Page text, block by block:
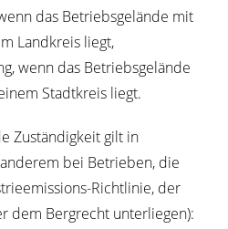
das Betriebsgelände mit
Landkreis liegt,
wenn das Betriebsgelände
Stadtkreis liegt.
Zuständigkeit gilt in
bei Betrieben, die
Richtlinie, der
dem Bergrecht unterliegen):